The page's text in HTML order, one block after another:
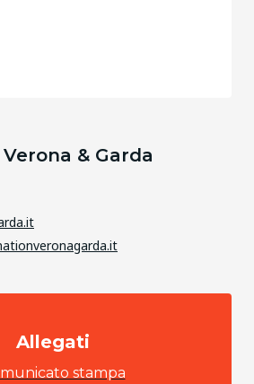
& Garda
Allegati
stampa